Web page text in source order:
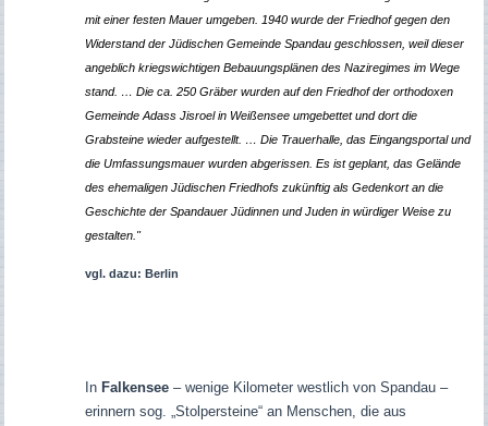
mit einer festen Mauer umgeben. 1940 wurde der Friedhof gegen den
Widerstand der Jüdischen Gemeinde Spandau geschlossen, weil dieser
angeblich kriegswichtigen Bebauungsplänen des Naziregimes im Wege
stand. … Die ca. 250 Gräber wurden auf den Friedhof der orthodoxen
Gemeinde Adass Jisroel in Weißensee umgebettet und dort die
Grabsteine wieder aufgestellt. … Die Trauerhalle, das Eingangsportal und
die Umfassungsmauer wurden abgerissen. Es ist geplant, das Gelände
des ehemaligen Jüdischen Friedhofs zukünftig als Gedenkort an die
Geschichte der Spandauer Jüdinnen und Juden in würdiger Weise zu
gestalten."
vgl. dazu: Berlin
In Falkensee– wenige Kilometer westlich von Spandau –
erinnern sog. „Stolpersteine“ an Menschen, die aus